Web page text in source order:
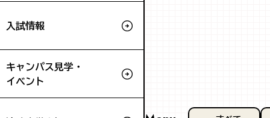
入試情報
キャンパス見学・
イベント